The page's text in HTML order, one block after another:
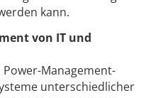
kann.
von IT und
Management-
unterschiedlicher